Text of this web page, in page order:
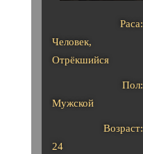
Раса:
Человек,
Отрёкшийся
Пол:
Мужской
Возраст:
24